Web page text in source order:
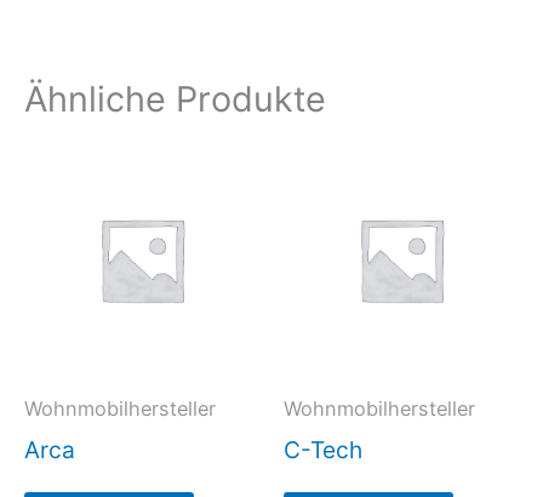
Ähnliche Produkte
Wohnmobilhersteller
Arca
Wohnmobilhersteller
C-Tech